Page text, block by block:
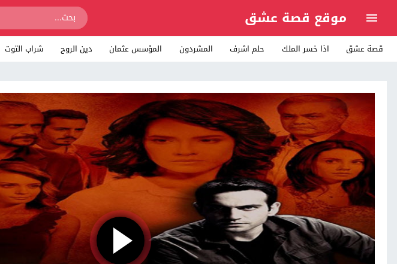
موقع قصة عشق
قصة عشق اذا خسر الملك حلم اشرف المشردون المؤسس عثمان دين الروح شراب التوت